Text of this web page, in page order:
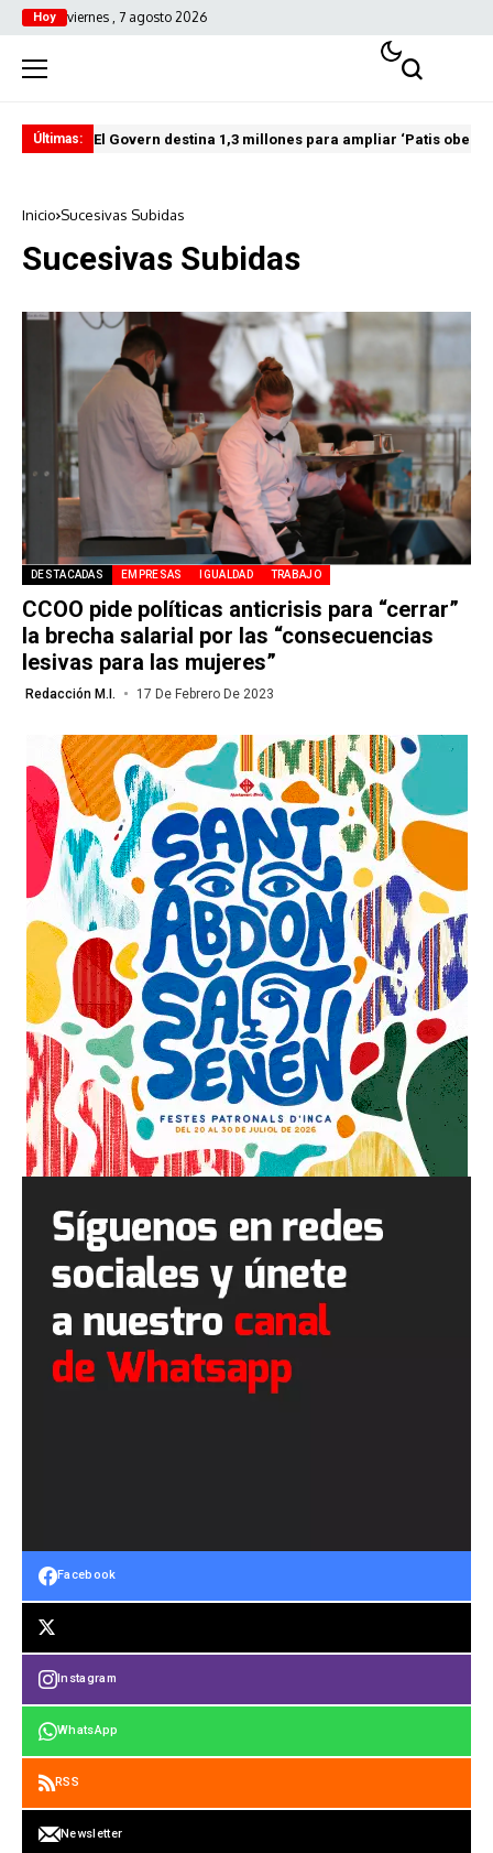
Hoy viernes , 7 agosto 2026
Últimas: El Govern destina 1,3 millones para ampliar ‘Patis
Inicio Sucesivas Subidas
Sucesivas Subidas
DESTACADAS EMPRESAS IGUALDAD TRABAJO
CCOO pide políticas anticrisis para “cerrar”
la brecha salarial por las “consecuencias
lesivas para las mujeres”
Redacción M.I. 17 De Febrero De 2023
Facebook
Instagram
WhatsApp
RSS
Newsletter